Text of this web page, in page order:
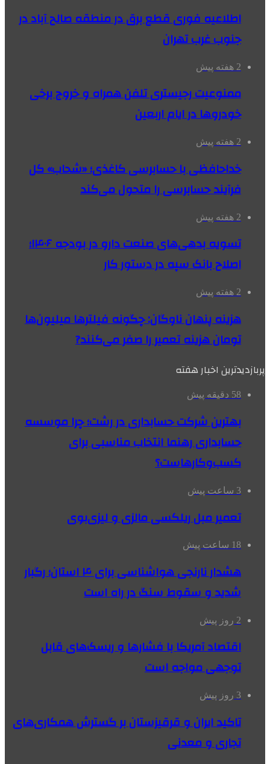
اطلاعیه فوری قطع برق در منطقه صالح آباد در
جنوب غرب تهران
2 هفته پیش
ممنوعیت رجیستری تلفن همراه و خروج برخی
خودروها در ایام اربعین
2 هفته پیش
خداحافظی با حسابرسی کاغذی؛ «شحاب» کل
فرآیند حسابرسی را متحول می‌کند
2 هفته پیش
تسویه بدهی‌های صنعت دارو در بودجه ۱۴۰۶؛
اصلاح بانک سپه در دستور کار
2 هفته پیش
هزینه پنهان ناوگان: چگونه فیلترها میلیون‌ها
تومان هزینه تعمیر را صفر می‌کنند?
پربازدیدترین اخبار هفته
58 دقیقه پیش
بهترین شرکت حسابداری در رشت؛ چرا موسسه
حسابداری رهنما انتخاب مناسبی برای
کسب‌وکارهاست؟
3 ساعت پیش
تعمیر مبل ریلکسی مالزی و لیزی‌بوی
18 ساعت پیش
هشدار نارنجی هواشناسی برای ۴ استان؛ رگبار
شدید و سقوط سنگ در راه است
2 روز پیش
اقتصاد آمریکا با فشارها و ریسک‌های قابل
توجهی مواجه است
3 روز پیش
تاکید ایران و قرقیزستان بر گسترش همکاری‌های
تجاری و معدنی